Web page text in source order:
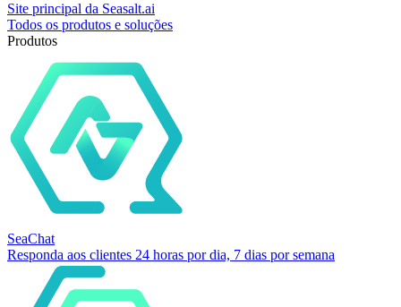
Site principal da Seasalt.ai
Todos os produtos e soluções
Produtos
SeaChat
Responda aos clientes 24 horas por dia, 7 dias por semana